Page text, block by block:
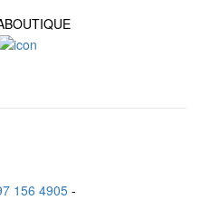
156 4905 -